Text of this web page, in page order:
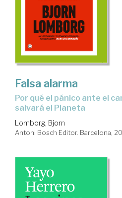
Falsa alarma
por qué el pánico ante el cambio climático no
salvará el Planeta
Lomborg, Bjorn
Antoni Bosch Editor. Barcelona,